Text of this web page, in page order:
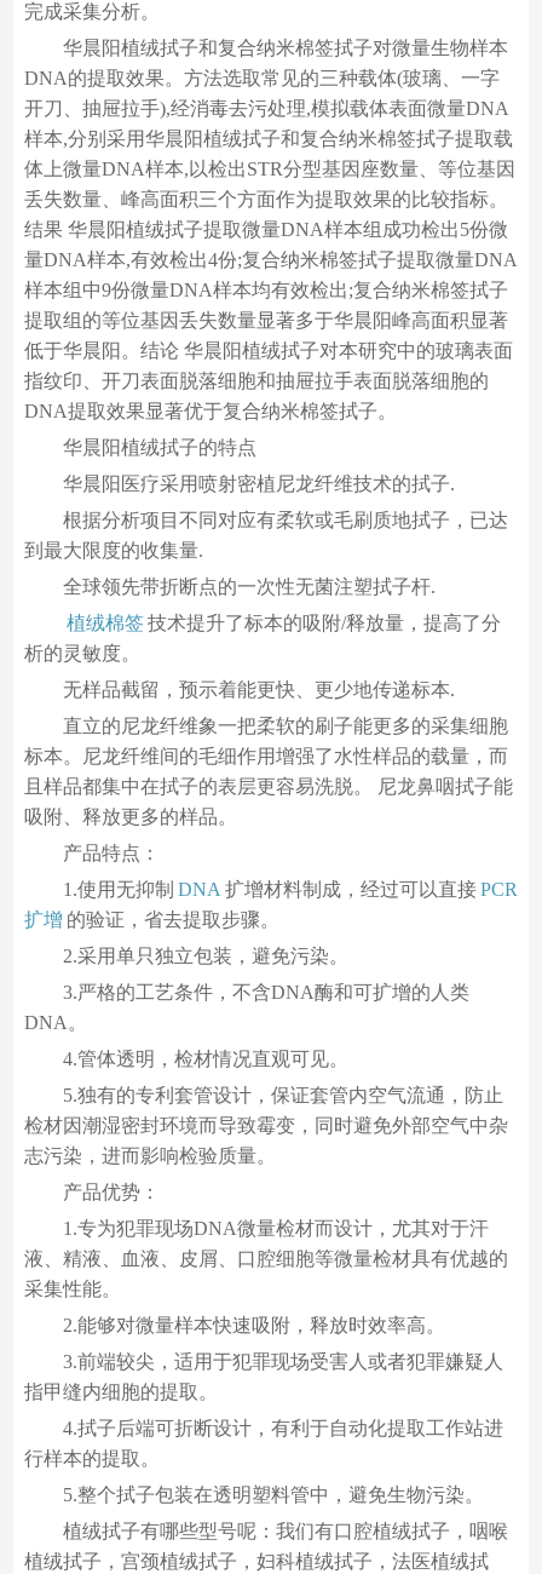
完成采集分析。
华晨阳植绒拭子和复合纳米棉签拭子对微量生物样本
DNA的提取效果。方法选取常见的三种载体(玻璃、一字
开刀、抽屉拉手),经消毒去污处理,模拟载体表面微量DNA
样本,分别采用华晨阳植绒拭子和复合纳米棉签拭子提取载
体上微量DNA样本,以检出STR分型基因座数量、等位基因
丢失数量、峰高面积三个方面作为提取效果的比较指标。
结果 华晨阳植绒拭子提取微量DNA样本组成功检出5份微
量DNA样本,有效检出4份;复合纳米棉签拭子提取微量DNA
样本组中9份微量DNA样本均有效检出;复合纳米棉签拭子
提取组的等位基因丢失数量显著多于华晨阳峰高面积显著
低于华晨阳。结论 华晨阳植绒拭子对本研究中的玻璃表面
指纹印、开刀表面脱落细胞和抽屉拉手表面脱落细胞的
DNA提取效果显著优于复合纳米棉签拭子。
华晨阳植绒拭子的特点
华晨阳医疗采用喷射密植尼龙纤维技术的拭子.
根据分析项目不同对应有柔软或毛刷质地拭子，已达
到最大限度的收集量.
全球领先带折断点的一次性无菌注塑拭子杆.
植绒棉签技术提升了标本的吸附/释放量，提高了分
析的灵敏度。
无样品截留，预示着能更快、更少地传递标本.
直立的尼龙纤维象一把柔软的刷子能更多的采集细胞
标本。尼龙纤维间的毛细作用增强了水性样品的载量，而
且样品都集中在拭子的表层更容易洗脱。 尼龙鼻咽拭子能
吸附、释放更多的样品。
产品特点：
1.使用无抑制 DNA 扩增材料制成，经过可以直接PCR
扩增 的验证，省去提取步骤。
2.采用单只独立包装，避免污染。
3.严格的工艺条件，不含DNA酶和可扩增的人类
DNA。
4.管体透明，检材情况直观可见。
5.独有的专利套管设计，保证套管内空气流通，防止
检材因潮湿密封环境而导致霉变，同时避免外部空气中杂
志污染，进而影响检验质量。
产品优势：
1.专为犯罪现场DNA微量检材而设计，尤其对于汗
液、精液、血液、皮屑、口腔细胞等微量检材具有优越的
采集性能。
2.能够对微量样本快速吸附，释放时效率高。
3.前端较尖，适用于犯罪现场受害人或者犯罪嫌疑人
指甲缝内细胞的提取。
4.拭子后端可折断设计，有利于自动化提取工作站进
行样本的提取。
5.整个拭子包装在透明塑料管中，避免生物污染。
植绒拭子有哪些型号呢：我们有口腔植绒拭子，咽喉
植绒拭子，宫颈植绒拭子，妇科植绒拭子，法医植绒拭